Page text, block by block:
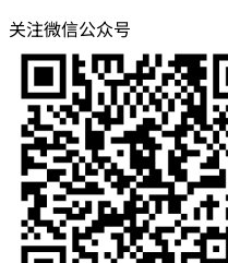
关注微信公众号